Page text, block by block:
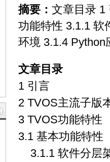
摘要： 文章目录 1
功能特性 3.1.1 软
环境 3.1.4 Python
文章目录
1 引言
2 TVOS主流子版
3 TVOS功能特性
3.1 基本功能特性
3.1.1 软件分层